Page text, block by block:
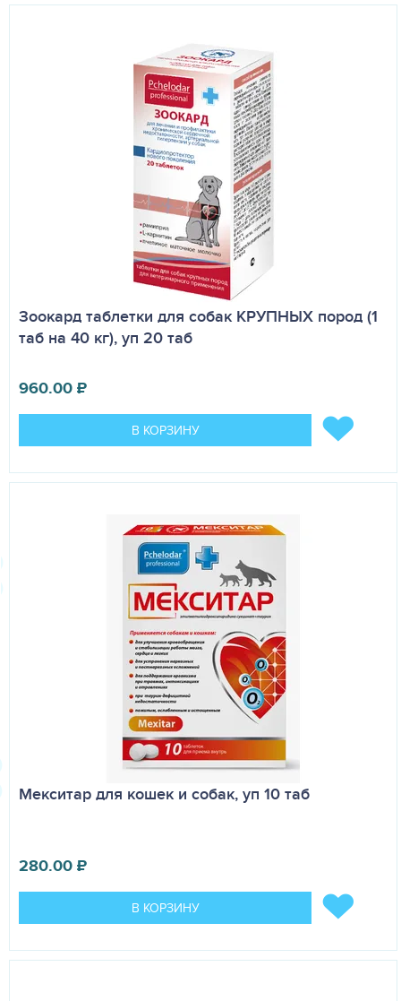
Зоокард таблетки для собак КРУПНЫХ пород (1
таб на 40 кг), уп 20 таб
960.00₽
В КОРЗИНУ
Мекситар для кошек и собак, уп 10 таб
280.00₽
В КОРЗИНУ